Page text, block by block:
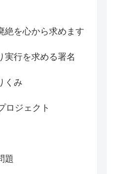
絶を心から求めます
実行を求める署名
くみ
ロジェクト
題